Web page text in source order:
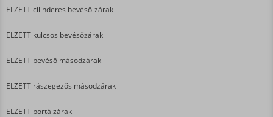
ELZETT cilinderes bevéső-zárak
ELZETT kulcsos bevésőzárak
ELZETT bevéső másodzárak
ELZETT rászegezős másodzárak
ELZETT portálzárak